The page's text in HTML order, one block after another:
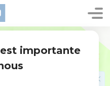
les Israélites, et le
montèrent au sommet de la
! nous monterons à
importante